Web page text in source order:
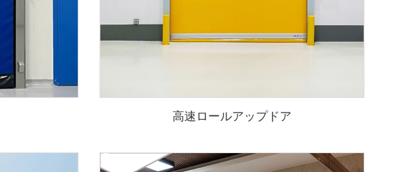
高速ロールアップドア